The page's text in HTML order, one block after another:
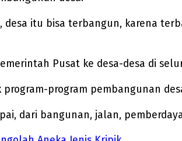
itu bisa terbangun, karena
Pusat ke desa-desa di
program pembangunan
dari bangunan, jalan,